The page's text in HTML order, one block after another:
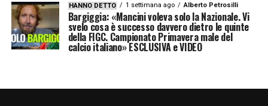
HANNO DETTO 1 settimana ago Alberto Petrosilli
Bargiggia: «Mancini voleva solo la Nazionale. Vi
svelo cosa è successo davvero dietro le quinte
della FIGC. Campionato Primavera male del
calcio italiano» ESCLUSIVA e VIDEO